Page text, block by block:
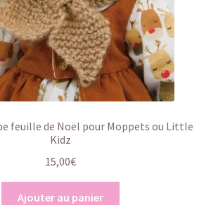
feuille de Noël pour Moppets ou Little
Kidz
15,00€
Ajouter au panier